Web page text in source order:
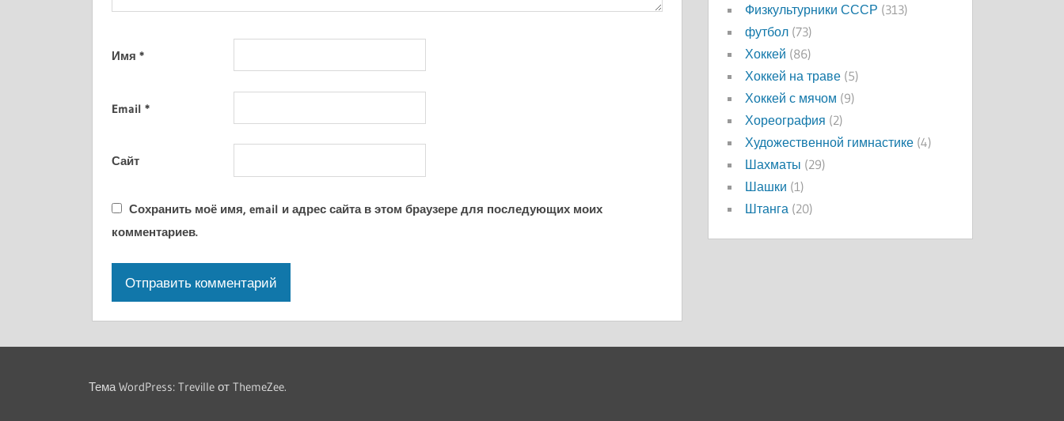
Имя *
Email *
Сайт
Сохранить моё имя, email и адрес сайта в этом браузере для последующих моих
комментариев.
Физкультурники СССР (313)
футбол (73)
Хоккей (86)
Хоккей на траве (5)
Хоккей с мячом (9)
Хореография (2)
Художественной гимнастике (4)
Шахматы (29)
Шашки (1)
Штанга (20)
Тема WordPress: Treville от ThemeZee.